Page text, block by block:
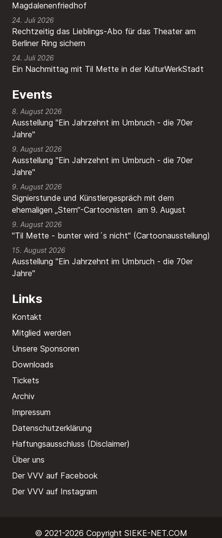
Magdalenenfriedhof
Rechtzeitig das Lieblings-Abo für das Theater am
Berliner Ring sichern
24. Juli 2026
Ein Nachmittag mit Til Mette in der KulturWerkStadt
24. Juli 2026
Events
8. August 2026
Ausstellung "Ein Jahrzehnt im Umbruch - die 70er
Jahre"
9. August 2026
Ausstellung "Ein Jahrzehnt im Umbruch - die 70er
Jahre"
9. August 2026
Signierstunde und Künstlergespräch mit dem
ehemaligen „Stern“-Cartoonisten am 9. August
9. August 2026
"Til Mette - bunter wird´s nicht" (Cartoonausstellung)
15. August 2026
Ausstellung "Ein Jahrzehnt im Umbruch - die 70er
Jahre"
Links
Kontakt
Mitglied werden
Unsere Sponsoren
Downloads
Tickets
Archiv
Impressum
Datenschutzerklärung
Haftungsausschluss (Disclaimer)
Über uns
Der VVV auf Facebook
Der VVV auf Instagram
© 2021-2026 Copyright SIEKE-NET.COM